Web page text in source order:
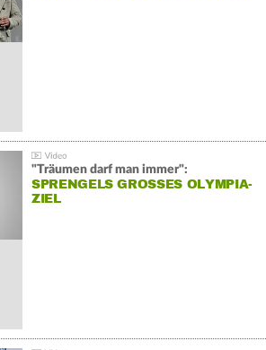
"Träumen darf man immer":
SPRENGELS GROSSES OLYMPIA-Z
IEL